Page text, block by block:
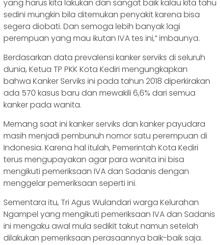
yang harus kita lakukan dan sangat baik kalau kita tahu
sedini mungkin bila ditemukan penyakit karena bisa
segera diobati. Dan semoga lebih banyak lagi
perempuan yang mau ikutan IVA tes ini,” imbaunya.
Berdasarkan data prevalensi kanker serviks di seluruh
dunia, Ketua TP PKK Kota Kediri mengungkapkan
bahwa Kanker Serviks ini pada tahun 2018 diperkirakan
ada 570 kasus baru dan mewakili 6,6% dari semua
kanker pada wanita.
Memang saat ini kanker serviks dan kanker payudara
masih menjadi pembunuh nomor satu perempuan di
Indonesia. Karena hal itulah, Pemerintah Kota Kediri
terus mengupayakan agar para wanita ini bisa
mengikuti pemeriksaan IVA dan Sadanis dengan
menggelar pemeriksaan seperti ini.
Sementara itu, Tri Agus Wulandari warga Kelurahan
Ngampel yang mengikuti pemeriksaan IVA dan Sadanis
ini mengaku awal mula sedikit takut namun setelah
dilakukan pemeriksaan perasaannya baik-baik saja.